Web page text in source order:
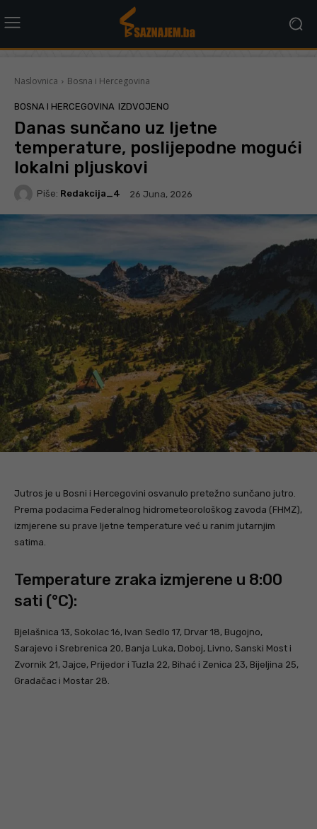
Naslovnica Bosna i Hercegovina
BOSNA I HERCEGOVINA IZDVOJENO
Danas sunčano uz ljetne
temperature, poslijepodne mogući
lokalni pljuskovi
Piše: Redakcija_4 26 Juna, 2026
Jutros je u Bosni i Hercegovini osvanulo pretežno sunčano jutro.
Prema podacima Federalnog hidrometeorološkog zavoda (FHMZ),
izmjerene su prave ljetne temperature već u ranim jutarnjim
satima.
Temperature zraka izmjerene u 8:00
sati (°C):
Bjelašnica 13, Sokolac 16, Ivan Sedlo 17, Drvar 18, Bugojno,
Sarajevo i Srebrenica 20, Banja Luka, Doboj, Livno, Sanski Most i
Zvornik 21, Jajce, Prijedor i Tuzla 22, Bihać i Zenica 23, Bijeljina 25,
Gradačac i Mostar 28.